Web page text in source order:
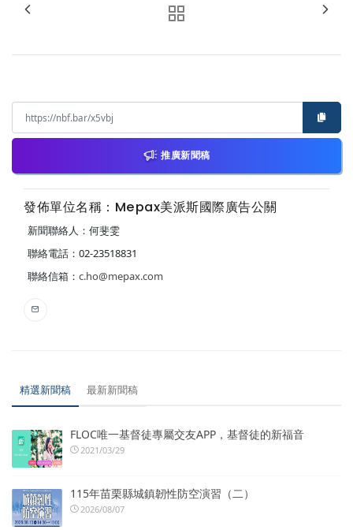
推廣新聞稿
發佈單位名稱：Mepax美派斯國際廣告公關
新聞聯絡人：何斐雯
聯絡電話：02-23518831
聯絡信箱： c.ho@mepax.com
精選新聞稿 最新新聞稿
FLOC唯一基督徒專屬交友APP，基督徒的新福音
2021/03/29
115年苗栗縣城鎮韌性防空演習（二）
2026/08/07